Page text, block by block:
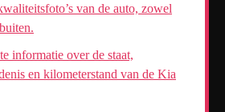
van de auto, zowel
informatie over de staat,
en kilometerstand van de Kia